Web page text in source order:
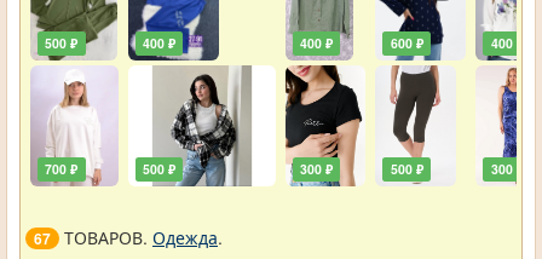
500 ₽
700 ₽
400 ₽
500 ₽
400 ₽
300 ₽
600 ₽
500 ₽
400 ₽
300 ₽
67 ТОВАРОВ. Одежда.